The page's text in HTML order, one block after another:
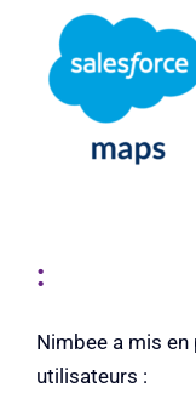
:
Nimbee a mis
utilisateurs :